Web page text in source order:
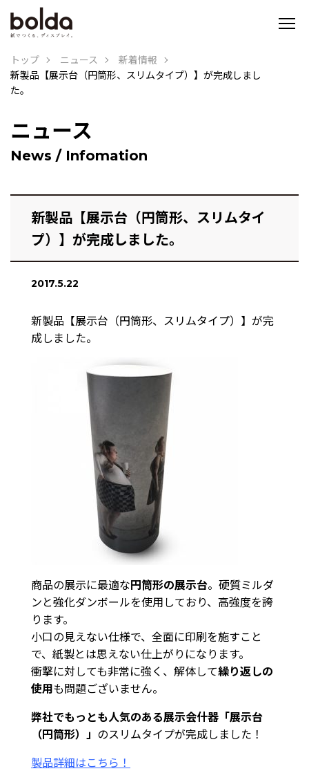
トップ ニュース
新着情報
新製品【展示台（円筒形、スリムタイプ）】が完成しまし
た。
ニュース
News / Infomation
新製品【展示台（円筒形、スリムタイ
プ）】が完成しました。
2017.5.22
新製品【展示台（円筒形、スリムタイプ）】が完
成しました。
商品の展示に最適な円筒形の展示台。硬質ミルダ
ンと強化ダンボールを使用しており、高強度を誇
ります。
小口の見えない仕様で、全面に印刷を施すこと
で、紙製とは思えない仕上がりになります。
衝撃に対しても非常に強く、解体して繰り返しの
使用も問題ございません。
弊社でもっとも人気のある展示会什器「展示台
（円筒形）」 のスリムタイプが完成しました！
製品詳細はこちら！